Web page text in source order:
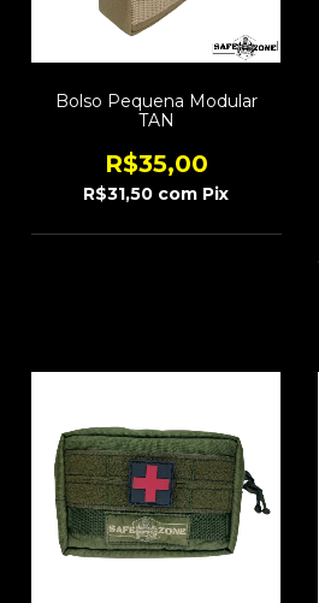
Bolso Pequena Modular
TAN
R$35,00
R$31,50 com Pix